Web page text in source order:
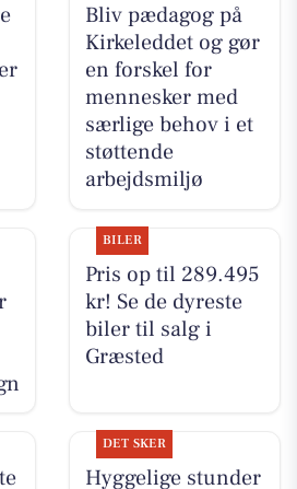
Bliv pædagog på
Kirkeleddet og gør
en forskel for
mennesker med
særlige behov i et
støttende
arbejdsmiljø
BILER
Pris op til 289.495
kr! Se de dyreste
biler til salg i
Græsted
DET SKER
Hyggelige stunder